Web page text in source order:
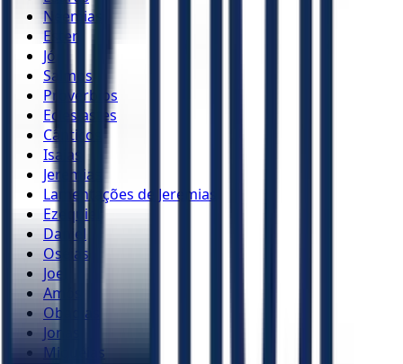
Neemias
Ester
Jó
Salmos
Provérbios
Eclesiastes
Cânticos
Isaías
Jeremias
Lamentações de Jeremias
Ezequiel
Daniel
Oséias
Joel
Amós
Obadias
Jonas
Miquéias